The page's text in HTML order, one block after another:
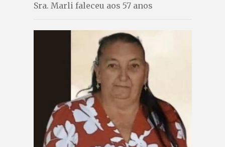
Sra. Marli faleceu aos 57 anos